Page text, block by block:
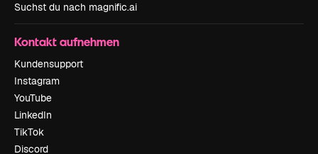
Suchst du nach magnific.ai
Kontakt aufnehmen
Kundensupport
Instagram
YouTube
LinkedIn
TikTok
Discord